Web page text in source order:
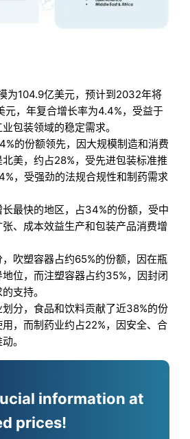
为104.9亿美元，预计到2032年将
元，年复合增长率为4.4%，受益于
包装领域的稳定需求。
的份额领先，因大规模制造和消费
美，约占28%，受先进包装标准推
，受强劲的法规合规性和制药需求
最快的地区，占34%的份额，受中
、成本效益生产和包装产品消费增
吹塑容器占约65%的份额，因在瓶
位，而注塑容器占约35%，因封闭
支持。
分，食品和饮料贡献了近38%的份
，而制药业约占22%，因安全、合
。
information at
prices!